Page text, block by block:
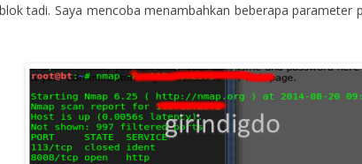
tadi. Saya mencoba menambahkan beberapa parameter